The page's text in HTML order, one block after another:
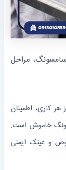
مراحل
هر کاری، اطمینان
خاموش است.
و عینک ایمنی